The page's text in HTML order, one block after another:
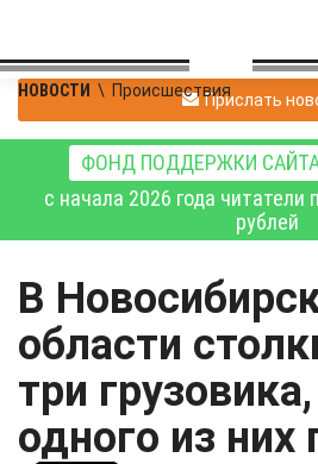
НОВОСТИ \ ПроисшествияПрислать
ФОНД ПОДДЕРЖКИ
с начала 2026 года читатели
рублей
В
области
три
одного из них